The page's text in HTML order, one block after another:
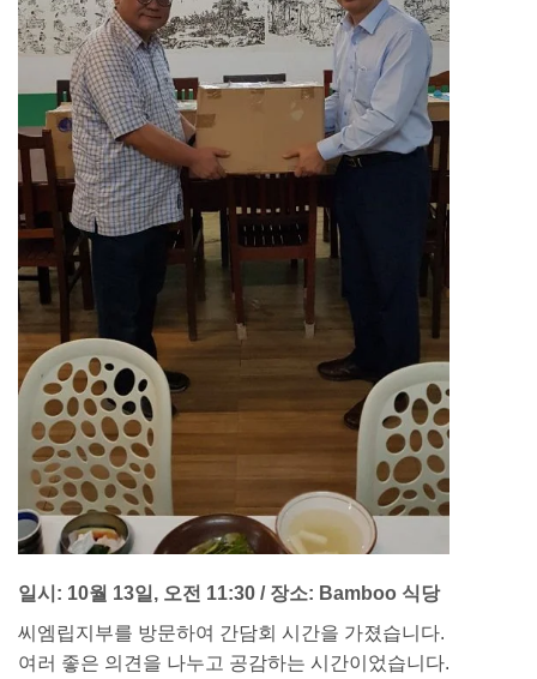
일시: 10월 13일, 오전 11:30 / 장소: Bamboo 식당
씨엠립지부를 방문하여 간담회 시간을 가졌습니다.
여러 좋은 의견을 나누고 공감하는 시간이었습니다.